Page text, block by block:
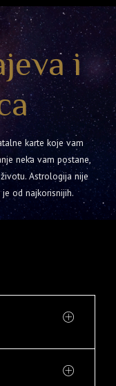
i
karte koje vam
neka vam postane,
Astrologija nije
je od najkorisnijih.